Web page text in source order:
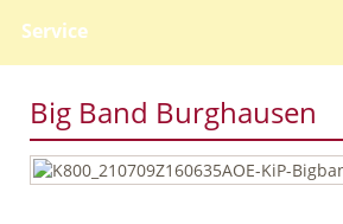
Service
Big Band Burghausen